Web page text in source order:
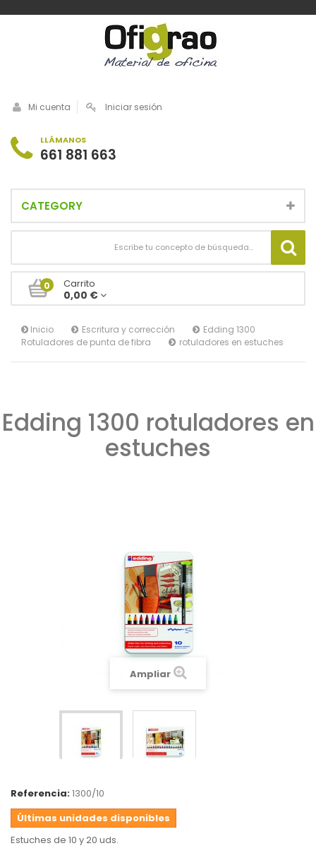
Mi cuenta Iniciar sesión
LLÁMANOS
661 881 663
CATEGORY
0 Carrito
0,00 €
Inicio
Escritura y corrección
Rotuladores de punta de fibra
Edding 1300
rotuladores en estuches
Edding 1300 rotuladores en
estuches
Ampliar
Referencia:1300/10
Últimas unidades disponibles
Estuches de 10 y 20 uds.